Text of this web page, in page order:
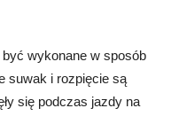
wykonane w sposób
suwak i rozpięcie są
się podczas jazdy na